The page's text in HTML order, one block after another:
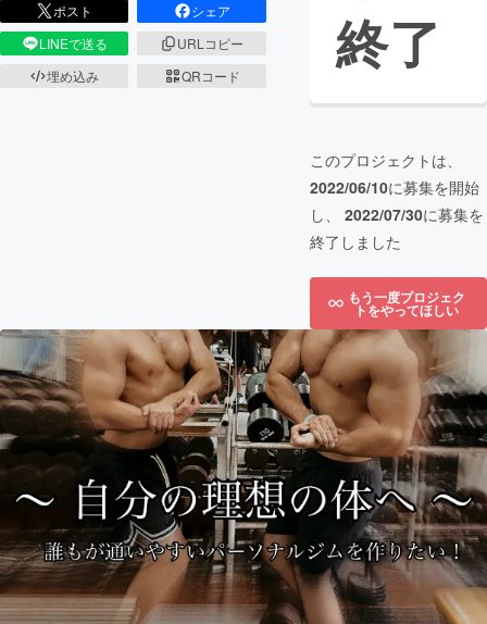
ポスト
シェア
LINEで送る
URLコピー
埋め込み
QRコード 終了
このプロジェクトは、
2022/06/10に募集を開始
し、 2022/07/30に募集を
終了しました
もう一度プロジェク
トをやってほしい